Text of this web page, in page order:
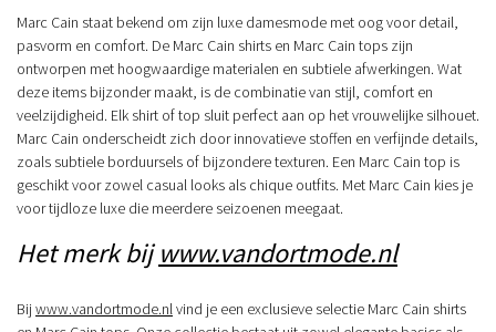
Marc Cain staat bekend om zijn luxe damesmode met oog voor detail,
pasvorm en comfort. De Marc Cain shirts en Marc Cain tops zijn
ontworpen met hoogwaardige materialen en subtiele afwerkingen. Wat
deze items bijzonder maakt, is de combinatie van stijl, comfort en
veelzijdigheid. Elk shirt of top sluit perfect aan op het vrouwelijke silhouet.
Marc Cain onderscheidt zich door innovatieve stoffen en verfijnde details,
zoals subtiele borduursels of bijzondere texturen. Een Marc Cain top is
geschikt voor zowel casual looks als chique outfits. Met Marc Cain kies je
voor tijdloze luxe die meerdere seizoenen meegaat.
Het merk bijwww.vandortmode.nl
Bij www.vandortmode.nlvind je een exclusieve selectie Marc Cain shirts